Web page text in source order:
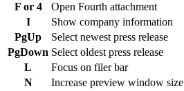
F or 4
Open Fourth attachment
I
Show company information
PgUp
Select newest press release
PgDown Select oldest press release
L
Focus on filer bar
N
Increase preview window size